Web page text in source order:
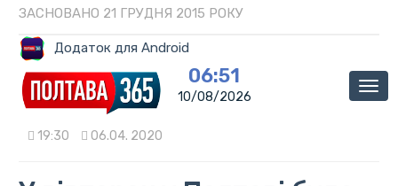
ЗАСНОВАНО 21 ГРУДНЯ 2015 РОКУ
Додаток для Android
06:51
10/08/2026
19:30 06.04. 2020